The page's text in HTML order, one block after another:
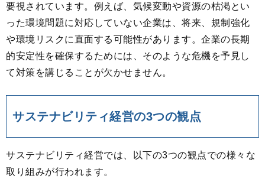
要視されています。例えば、気候変動や資源の枯渇とい
った環境問題に対応していない企業は、将来、規制強化
や環境リスクに直面する可能性があります。企業の長期
的安定性を確保するためには、そのような危機を予見し
て対策を講じることが欠かせません。
サステナビリティ経営の3つの観点
サステナビリティ経営では、以下の3つの観点での様々な
取り組みが行われます。